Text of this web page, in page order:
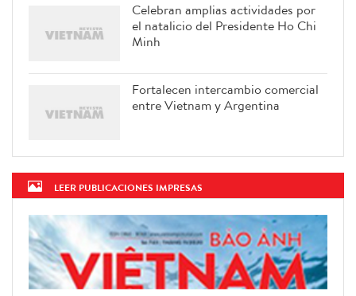
Celebran amplias actividades por
el natalicio del Presidente Ho Chi
Minh
Fortalecen intercambio comercial
entre Vietnam y Argentina
LEER PUBLICACIONES IMPRESAS